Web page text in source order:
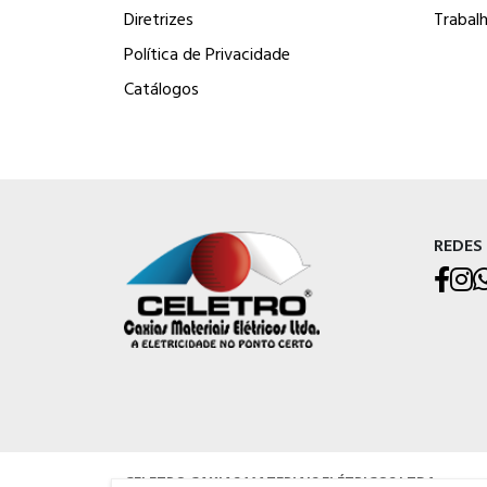
Diretrizes
Política de Privacidade
Catálogos
CELETRO CAXIAS MATERIAIS ELÉTRICOS LTDA